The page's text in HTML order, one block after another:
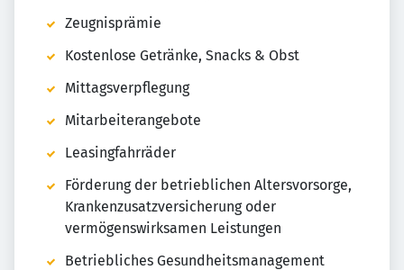
Zeugnisprämie
Kostenlose Getränke, Snacks & Obst
Mittagsverpflegung
Mitarbeiterangebote
Leasingfahrräder
Förderung der betrieblichen Altersvorsorge,
Krankenzusatzversicherung oder
vermögenswirksamen Leistungen
Betriebliches Gesundheitsmanagement